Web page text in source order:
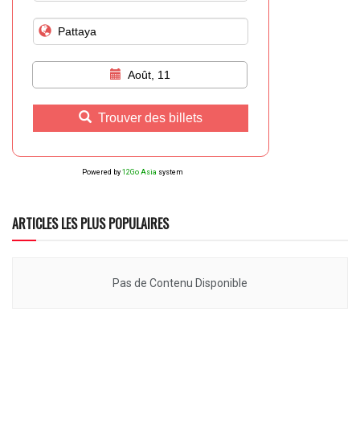
Août, 11
Trouver des billets
Powered by 12Go Asia system
ARTICLES LES PLUS POPULAIRES
Pas de Contenu Disponible